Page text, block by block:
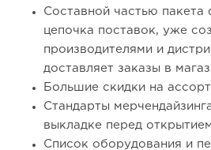
Составной частью
цепочка поставок, уже
производителями и
доставляет заказы в
Большие скидки на
Стандарты
выкладке перед
Список оборудования и